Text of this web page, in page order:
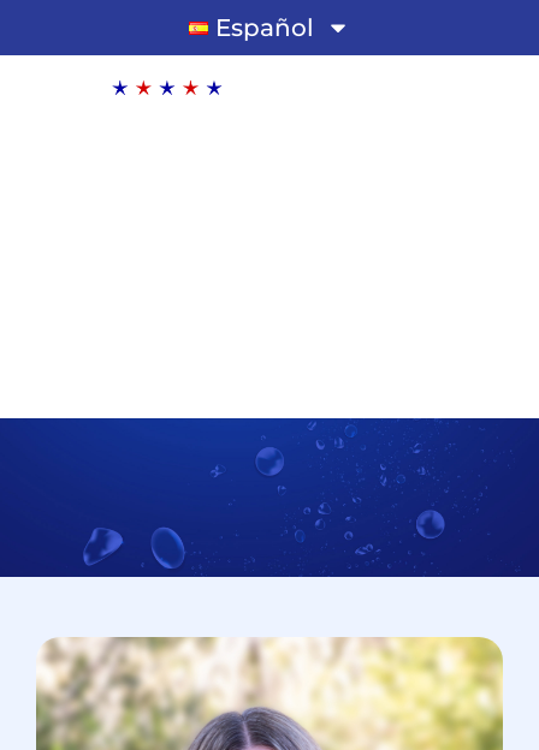
Español